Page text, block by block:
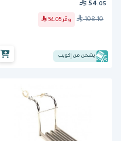
54 .05
108.10 وفّر 54.05
يشحن من إكويب